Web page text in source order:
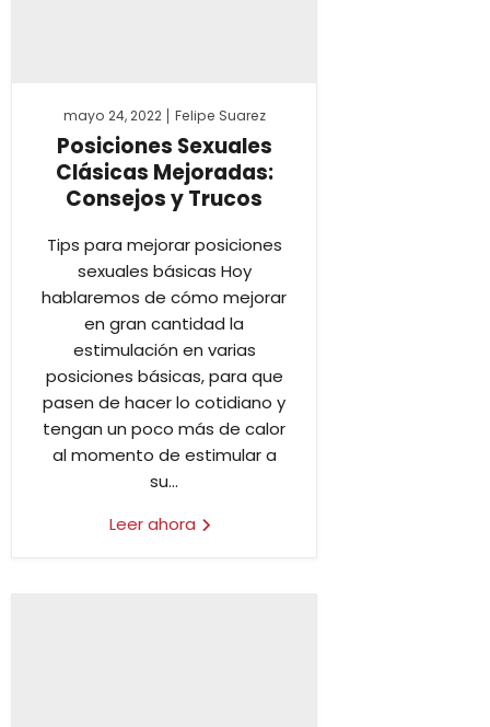
mayo 24, 2022 Felipe Suarez
Posiciones Sexuales
Clásicas Mejoradas:
Consejos y Trucos
Tips para mejorar posiciones
sexuales básicas Hoy
hablaremos de cómo mejorar
en gran cantidad la
estimulación en varias
posiciones básicas, para que
pasen de hacer lo cotidiano y
tengan un poco más de calor
al momento de estimular a
su...
Leer ahora